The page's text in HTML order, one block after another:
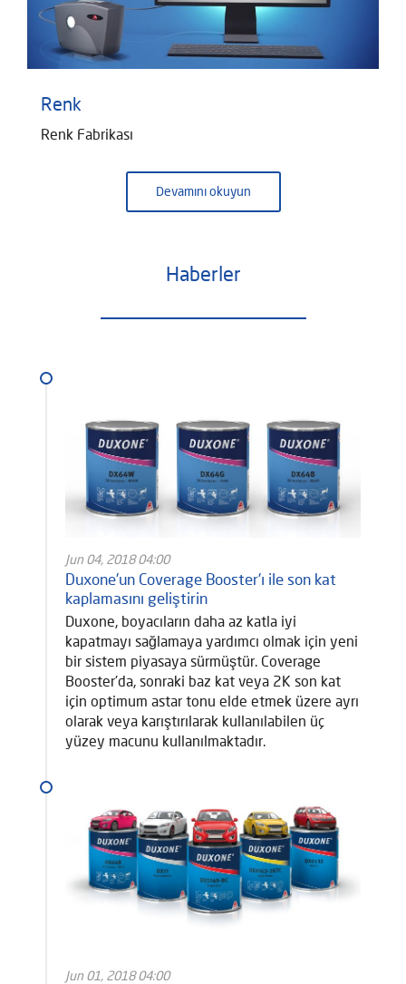
Renk
Renk Fabrikası
Devamını okuyun
Haberler
Jun 04, 2018 04:00
Duxone'un Coverage Booster'ı ile son kat
kaplamasını geliştirin
Duxone, boyacıların daha az katla iyi
kapatmayı sağlamaya yardımcı olmak için yeni
bir sistem piyasaya sürmüştür. Coverage
Booster'da, sonraki baz kat veya 2K son kat
için optimum astar tonu elde etmek üzere ayrı
olarak veya karıştırılarak kullanılabilen üç
yüzey macunu kullanılmaktadır.
Jun 01, 2018 04:00